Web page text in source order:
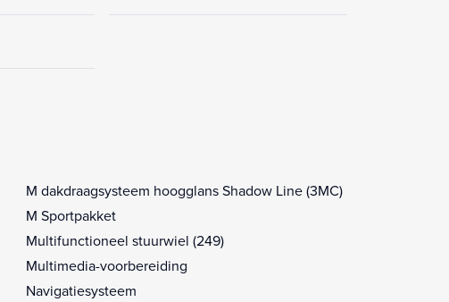
M dakdraagsysteem hoogglans Shadow Line (3MC)
M Sportpakket
Multifunctioneel stuurwiel (249)
Multimedia-voorbereiding
Navigatiesysteem